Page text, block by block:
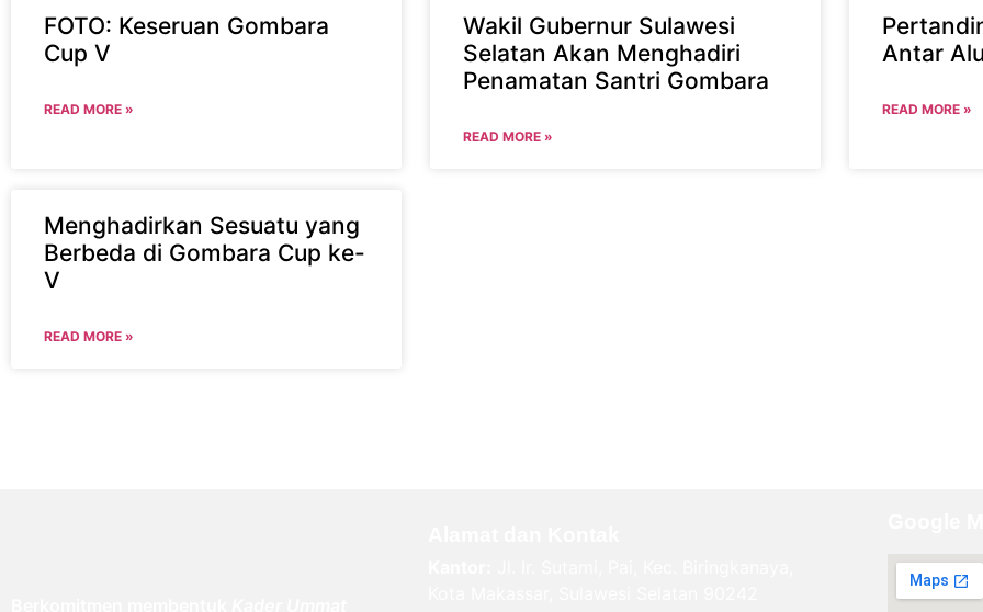
FOTO: Keseruan Gombara
Cup V
READ MORE »
Wakil Gubernur Sulawesi
Selatan Akan Menghadiri
Penamatan Santri Gombara
READ MORE »
Antar
READ MORE »
Menghadirkan Sesuatu yang
Berbeda di Gombara Cup ke-
V
READ MORE »